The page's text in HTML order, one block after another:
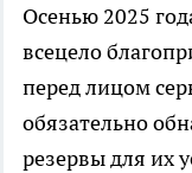
Осенью 2025
всецело
перед лицом
обязательно
резервы для их